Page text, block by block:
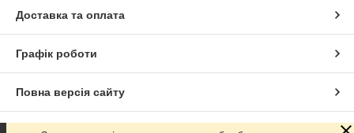
Доставка та оплата
Графік роботи
Повна версія сайту